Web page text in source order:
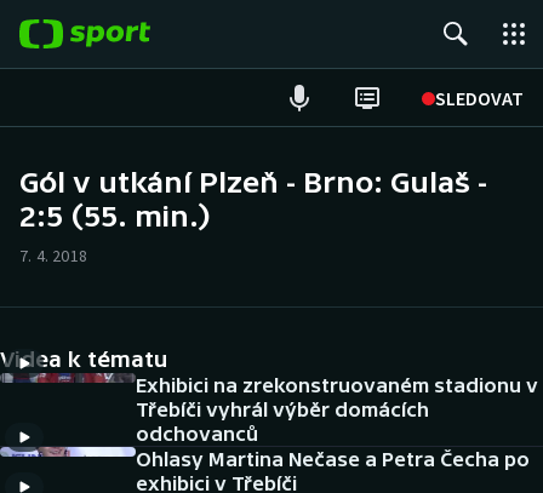
SLEDOVAT
Hokej
Cyklistika
DALŠÍ SPORTY
Gól v utkání Plzeň - Brno: Gulaš -
2:5 (55. min.)
7. 4. 2018
Videa k tématu
Exhibici na zrekonstruovaném stadionu v
Třebíči vyhrál výběr domácích
odchovanců
Ohlasy Martina Nečase a Petra Čecha po
exhibici v Třebíči